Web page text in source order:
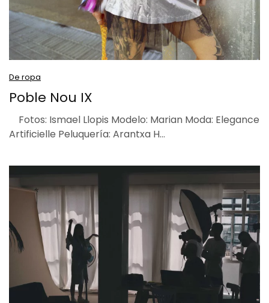
De ropa
Poble Nou IX
Fotos: Ismael Llopis Modelo: Marian Moda: Elegance
Artificielle Peluquería: Arantxa H…